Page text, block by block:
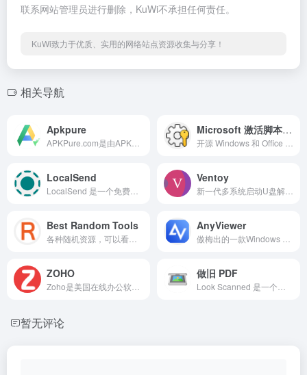
联系网站管理员进行删除，KuWi不承担任何责任。
KuWi致力于优质、实用的网络站点资源收集与分享！
相关导航
Apkpure Microsoft 激活脚本 (MAS)
LocalSend Ventoy
Best Random Tools AnyViewer
ZOHO 做旧 PDF
暂无评论